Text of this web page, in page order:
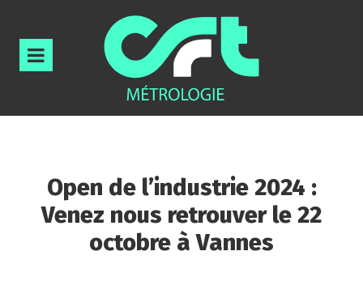
Open de l’industrie 2024 :
Venez nous retrouver le 22
octobre à Vannes